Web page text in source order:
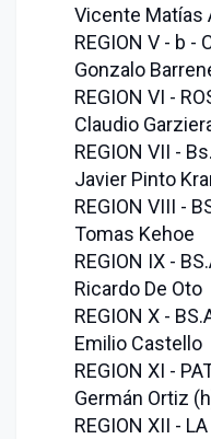
Vicente Matías
REGION V - b -
Gonzalo
REGION VI -
Claudio
REGION VII -
Javier Pinto
REGION VIII -
Tomas Kehoe
REGION IX -
Ricardo De Oto
REGION X -
Emilio Castello
REGION XI -
Germán Ortiz
REGION XII -